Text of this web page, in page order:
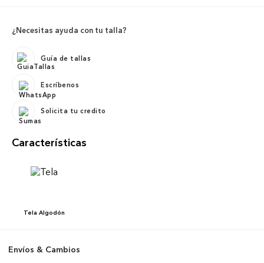
¿Necesitas ayuda con tu talla?
Guía de tallas
Escríbenos
Solicita tu credito
Características
Tela Algodón
Envíos & Cambios